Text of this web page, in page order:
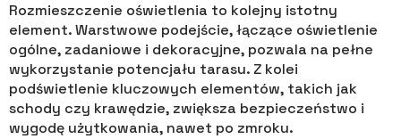
Rozmieszczenie oświetlenia to kolejny istotny
element. Warstwowe podejście, łączące oświetlenie
ogólne, zadaniowe i dekoracyjne, pozwala na pełne
wykorzystanie potencjału tarasu. Z kolei
podświetlenie kluczowych elementów, takich jak
schody czy krawędzie, zwiększa bezpieczeństwo i
wygodę użytkowania, nawet po zmroku.